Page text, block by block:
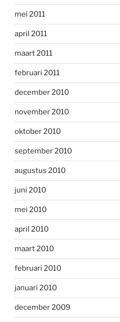
mei 2011
april 2011
maart 2011
februari 2011
december 2010
november 2010
oktober 2010
september 2010
augustus 2010
juni 2010
mei 2010
april 2010
maart 2010
februari 2010
januari 2010
december 2009